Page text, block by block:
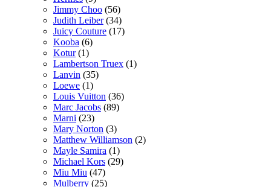
Jimmy Choo (56)
Judith Leiber(34)
Juicy Couture (17)
Kooba (6)
Kotur(1)
Lambertson Truex (1)
Lanvin (35)
Loewe (1)
Louis Vuitton (36)
Marc Jacobs (89)
Marni (23)
Mary Norton (3)
Matthew Williamson (2)
Mayle Samira (1)
Michael Kors (29)
Miu Miu (47)
Mulberry (25)